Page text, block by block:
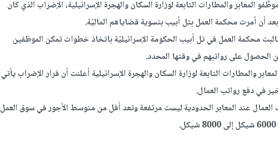
المعابر والمطارات التابعة لوزارة السكان والهجرة الإسرائيلية، الإضراب الذي كان
بعد أن أمرت محكمة العمل بتل أبيب بتسوية قضاياهم الماليّة.
محكمة العمل في تل أبيب الحكومة الإسرائيليّة باتخاذ خطوات تمكن الموظفين
الحصول على رواتبهم في وقتها المحدد.
والمطارات التابعة لوزارة السكان والهجرة الإسرائيلية أعلنت أن قرار الإضراب يأتي
في دفع رواتب العمال.
العمال عند المعابر الحدودية ليست مرتفعة وتعد أقل من متوسط الأجور في سوق العمل